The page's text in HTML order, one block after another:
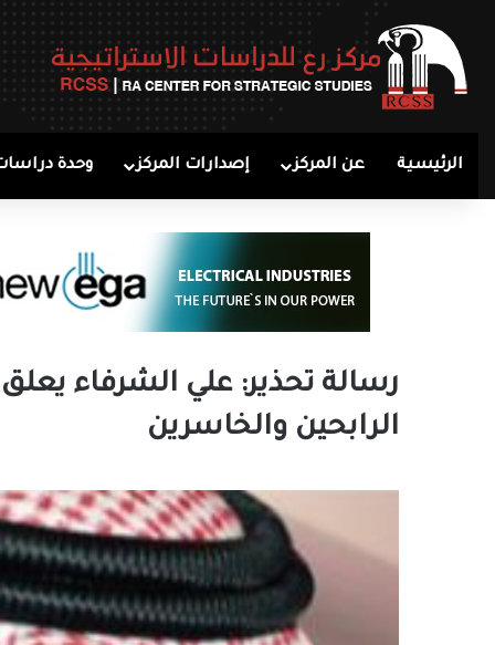
الرئيسية عن المركز إصدارات المركز وحدة
رسالة تحذير: علي الشرفاء
الرابحين والخاسرين